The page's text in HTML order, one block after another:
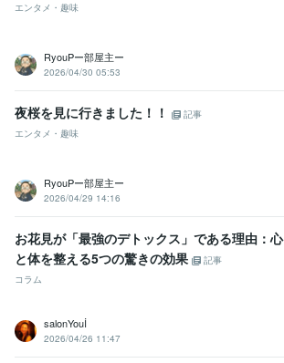
エンタメ・趣味
RyouPー部屋主ー
2026/04/30 05:53
夜桜を見に行きました！！
記事
エンタメ・趣味
RyouPー部屋主ー
2026/04/29 14:16
お花見が「最強のデトックス」である理由：心
と体を整える5つの驚きの効果
記事
コラム
salonYouİ
2026/04/26 11:47